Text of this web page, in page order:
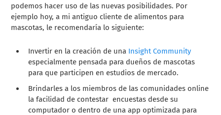
podemos hacer uso de las nuevas posibilidades. Por
ejemplo hoy, a mi antiguo cliente de alimentos para
mascotas, le recomendaría lo siguiente:
Invertir en la creación de una Insight Community
especialmente pensada para dueños de mascotas
para que participen en estudios de mercado.
Brindarles a los miembros de las comunidades online
la facilidad de contestar encuestas desde su
computador o dentro de una app optimizada para